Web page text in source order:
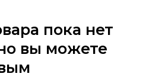
пока нет
вы можете